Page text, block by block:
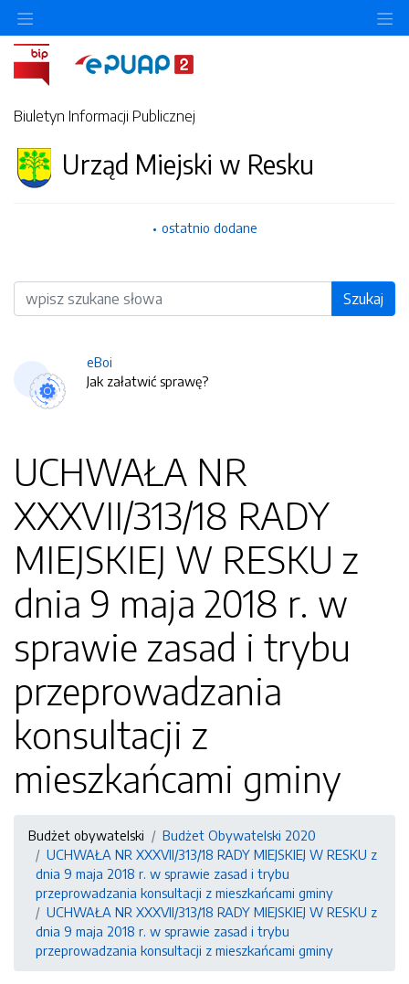
Biuletyn Informacji Publicznej
Urząd Miejski w Resku
ostatnio dodane
Wyszukiwarka Szukaj
eBoi
Jak załatwić sprawę?
UCHWAŁA NR
XXXVII/313/18 RADY
MIEJSKIEJ W RESKU z
dnia 9 maja 2018 r. w
sprawie zasad i trybu
przeprowadzania
konsultacji z
mieszkańcami gminy
Budżet obywatelski
Budżet Obywatelski 2020
UCHWAŁA NR XXXVII/313/18 RADY MIEJSKIEJ W RESKU z
dnia 9 maja 2018 r. w sprawie zasad i trybu
przeprowadzania konsultacji z mieszkańcami gminy
UCHWAŁA NR XXXVII/313/18 RADY MIEJSKIEJ W RESKU z
dnia 9 maja 2018 r. w sprawie zasad i trybu
przeprowadzania konsultacji z mieszkańcami gminy